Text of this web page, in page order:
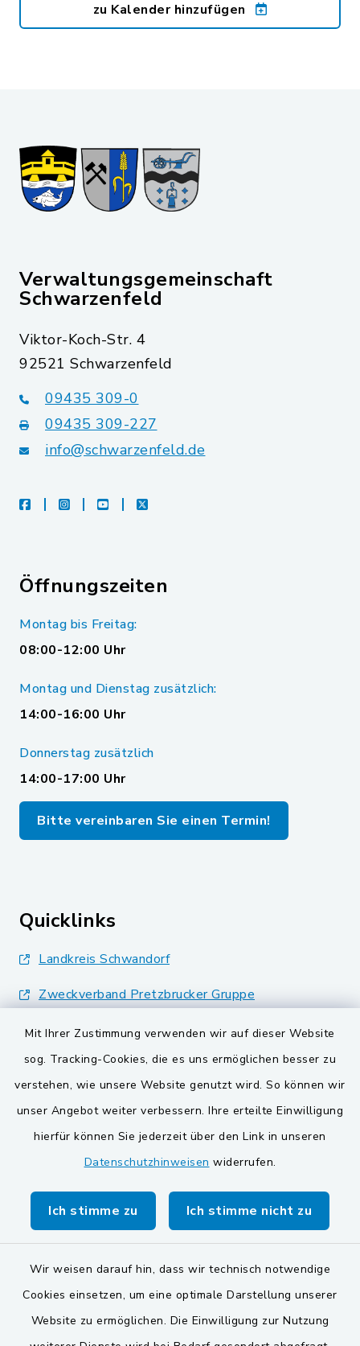
Mit Ihrer Zustimmung verwenden wir auf dieser Website
sog. Tracking-Cookies, die es uns ermöglichen besser zu
verstehen, wie unsere Website genutzt wird. So können wir
unser Angebot weiter verbessern. Ihre erteilte Einwilligung
hierfür können Sie jederzeit über den Link in unseren
Datenschutzhinweisen widerrufen.
Ich stimme zu Ich stimme nicht zu
Wir weisen darauf hin, dass wir technisch notwendige
Cookies einsetzen, um eine optimale Darstellung unserer
Website zu ermöglichen. Die Einwilligung zur Nutzung
zu Kalender hinzufügen
Verwaltungsgemeinschaft
Schwarzenfeld
Viktor-Koch-Str. 4
92521 Schwarzenfeld
09435 309-0
09435 309-227
info@schwarzenfeld.de
facebookinstagramyoutubeX
Öffnungszeiten
Montag bis Freitag:
08:00-12:00 Uhr
Montag und Dienstag zusätzlich:
14:00-16:00 Uhr
Donnerstag zusätzlich
14:00-17:00 Uhr
Bitte vereinbaren Sie einen Termin!
Quicklinks
Landkreis Schwandorf
Zweckverband Pretzbrucker Gruppe
BayernPortal
Gemeinden der
Verwaltungsgemeinschaft
Gemeinde Schwarzach bei Nabburg
Markt Schwarzenfeld
Gemeinde Stulln